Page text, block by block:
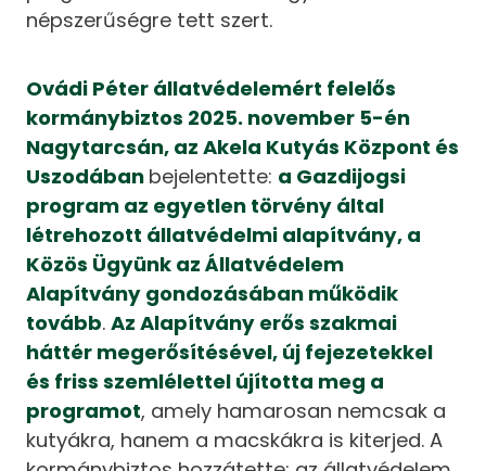
népszerűségre tett szert.
Ovádi Péter állatvédelemért felelős
kormánybiztos 2025. november 5-én
Nagytarcsán, az Akela Kutyás Központ és
Uszodában bejelentette: a Gazdijogsi
program az egyetlen törvény által
létrehozott állatvédelmi alapítvány, a
Közös Ügyünk az Állatvédelem
Alapítvány gondozásában működik
tovább.Az Alapítvány erős szakmai
háttér megerősítésével, új fejezetekkel
és friss szemlélettel újította meg a
programot, amely hamarosan nemcsak a
kutyákra, hanem a macskákra is kiterjed. A